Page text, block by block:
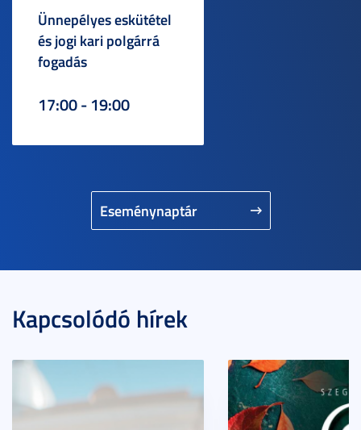
Eseménynaptár
Ünnepélyes eskütétel
és jogi kari polgárrá
fogadás
17:00 - 19:00
Kapcsolódó hírek